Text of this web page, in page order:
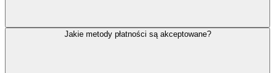
Jakie metody płatności są akceptowane?